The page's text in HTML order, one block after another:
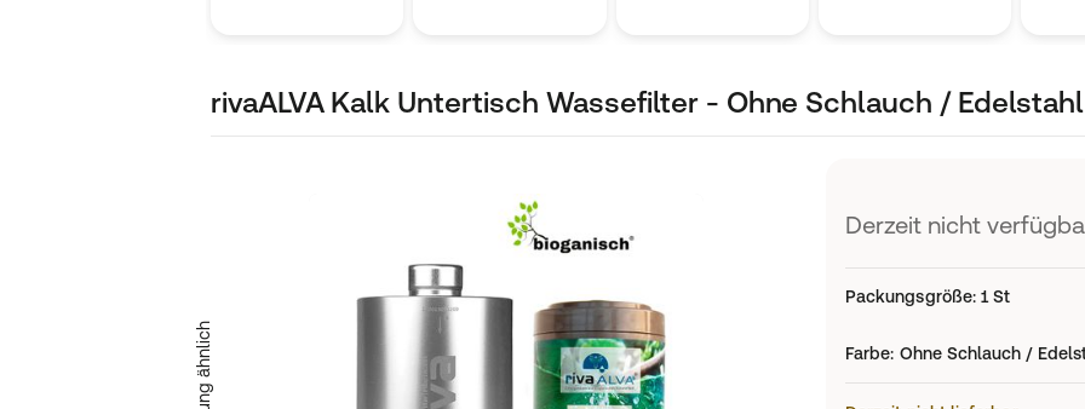
rivaALVA Kalk Untertisch Wassefilter - Ohne Schlauch / Edelstahl
Derzeit nicht
Packungsgröße:1 St
Farbe: Ohne Schlauch /